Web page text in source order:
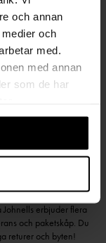
och annan
och
med.
med annan
som de har
erbjuder flera
och paketskåp. Du
returer och byten!